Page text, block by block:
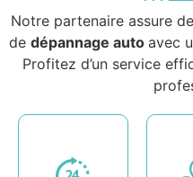
Notre partenaire assure
de dépannage auto avec
Profitez d’un service